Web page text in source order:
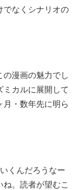
でなくシナリオの
の漫画の魅力でし
ミカルに展開して
月・数年先に明ら
くんだろうなー
。読者が望むこ